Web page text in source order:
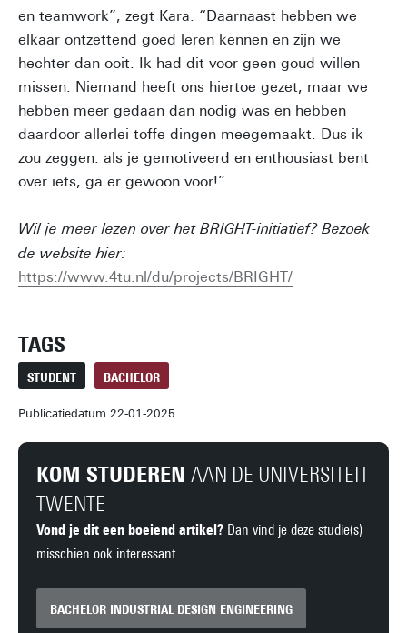
en teamwork”, zegt Kara. “Daarnaast hebben we
elkaar ontzettend goed leren kennen en zijn we
hechter dan ooit. Ik had dit voor geen goud willen
missen. Niemand heeft ons hiertoe gezet, maar we
hebben meer gedaan dan nodig was en hebben
daardoor allerlei toffe dingen meegemaakt. Dus ik
zou zeggen: als je gemotiveerd en enthousiast bent
over iets, ga er gewoon voor!”
Wil je meer lezen over het BRIGHT-initiatief? Bezoek
de website hier:
https://www.4tu.nl/du/projects/BRIGHT/
TAGS
STUDENT BACHELOR
Publicatiedatum 22-01-2025
KOM STUDEREN AAN DE UNIVERSITEIT
TWENTE
Vond je dit een boeiend artikel? Dan vind je deze studie(s)
misschien ook interessant.
BACHELOR INDUSTRIAL DESIGN ENGINEERING